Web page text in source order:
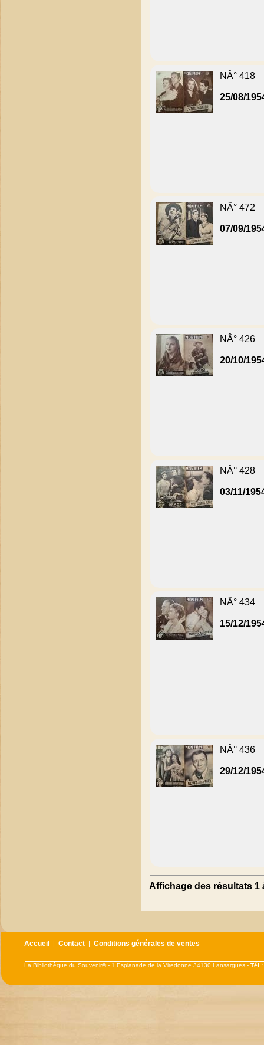
NÂ° 418
25/08/
NÂ° 472
07/09/
NÂ° 426
20/10/
NÂ° 428
03/11/
NÂ° 434
15/12/
NÂ° 436
29/12/
Affichage des résultats 1
Accueil |Contact |Conditions générales de ventes
La Bibliothèque du Souvenir® - 1 Esplanade de la Viredonne 34130 Lansargues -Tél